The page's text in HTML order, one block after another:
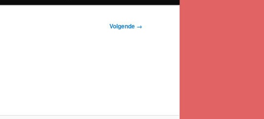
Volgende →